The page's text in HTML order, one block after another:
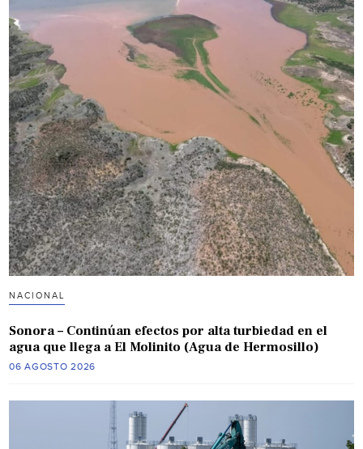
NACIONAL
Sonora – Continúan efectos por alta turbiedad en el
agua que llega a El Molinito (Agua de Hermosillo)
06 AGOSTO 2026